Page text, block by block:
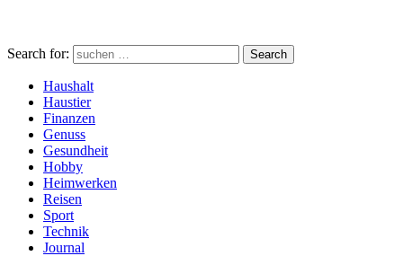
Search for: Search
Haushalt
Haustier
Finanzen
Genuss
Gesundheit
Hobby
Heimwerken
Reisen
Sport
Technik
Journal